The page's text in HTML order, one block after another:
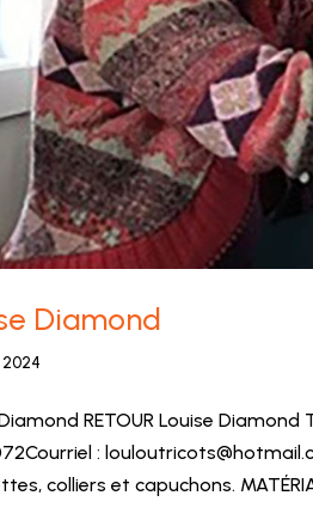
Diamond
RETOUR Louise Diamond
:
colliers et capuchons.